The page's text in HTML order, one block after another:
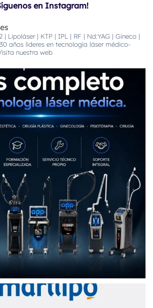
en Instagram!
| Lipoláser | KTP | IPL | RF | Nd:YAG | Gineco |
30 años líderes en tecnología láser médico-
nuestra web